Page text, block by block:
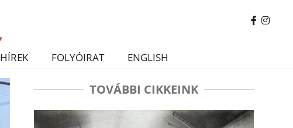
HÍREK FOLYÓIRAT ENGLISH
TOVÁBBI CIKKEINK